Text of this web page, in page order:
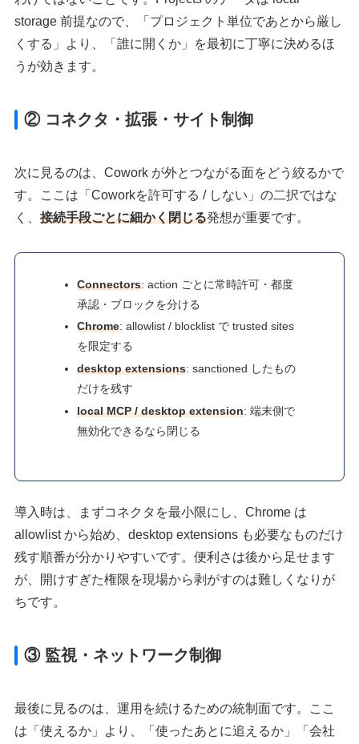
storage 前提なので、「プロジェクト単位であとから厳し
くする」より、「誰に開くか」を最初に丁寧に決めるほ
うが効きます。
② コネクタ・拡張・サイト制御
次に見るのは、Cowork が外とつながる面をどう絞るかで
す。ここは「Coworkを許可する / しない」の二択ではな
く、接続手段ごとに細かく閉じる発想が重要です。
Connectors: action ごとに常時許可・都度
承認・ブロックを分ける
Chrome: allowlist / blocklist で trusted sites
を限定する
desktop extensions: sanctioned したもの
だけを残す
local MCP / desktop extension: 端末側で
無効化できるなら閉じる
導入時は、まずコネクタを最小限にし、Chrome は
allowlist から始め、desktop extensions も必要なものだけ
残す順番が分かりやすいです。便利さは後から足せます
が、開けすぎた権限を現場から剥がすのは難しくなりが
ちです。
③ 監視・ネットワーク制御
最後に見るのは、運用を続けるための統制面です。ここ
は「使えるか」より、「使ったあとに追えるか」「会社